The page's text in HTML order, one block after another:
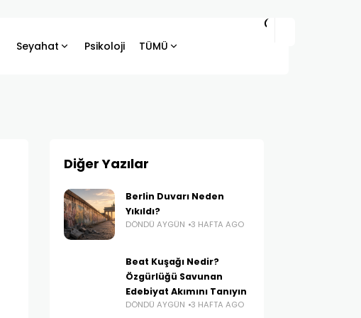
Seyahat Psikoloji TÜMÜ
Diğer Yazılar
Berlin Duvarı Neden
Yıkıldı?
DÖNDÜ AYGÜN 3 HAFTA AGO
Beat Kuşağı Nedir?
Özgürlüğü Savunan
Edebiyat Akımını Tanıyın
DÖNDÜ AYGÜN 3 HAFTA AGO